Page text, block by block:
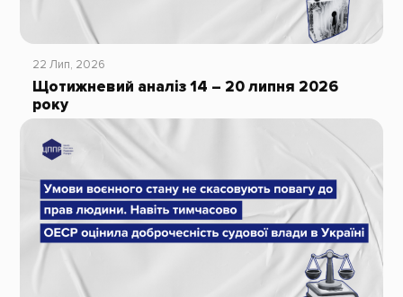
22 Лип, 2026
Щотижневий аналіз 14 – 20 липня 2026
року